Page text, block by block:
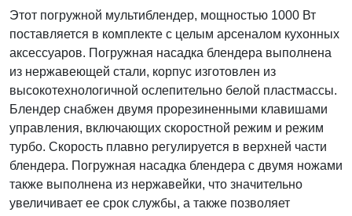
Этот погружной мультиблендер, мощностью 1000 Вт
поставляется в комплекте с целым арсеналом кухонных
аксессуаров. Погружная насадка блендера выполнена
из нержавеющей стали, корпус изготовлен из
высокотехнологичной ослепительно белой пластмассы.
Блендер снабжен двумя прорезиненными клавишами
управления, включающих скоростной режим и режим
турбо. Скорость плавно регулируется в верхней части
блендера. Погружная насадка блендера с двумя ножами
также выполнена из нержавейки, что значительно
увеличивает ее срок службы, а также позволяет